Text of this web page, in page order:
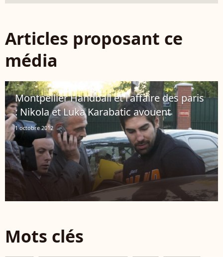
Articles proposant ce
média
Montpellier Handball et l'affaire des paris
: Nikola et Luka Karabatic avouent
1 octobre 2012
Mots clés